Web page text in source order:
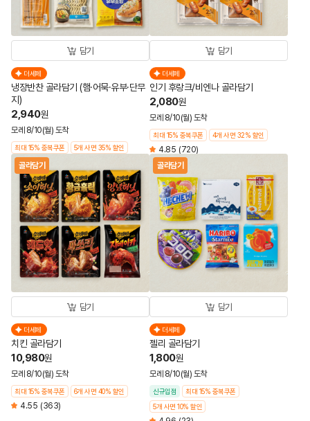
담기
더세페
냉장반찬 골라담기 (햄·어묵·유부·단무
지)
2,940원
모레 8/10(월) 도착
최대 15% 중복쿠폰 5개 사면 35% 할인
담기
더세페
인기 후랑크/비엔나 골라담기
2,080원
모레 8/10(월) 도착
최대 15% 중복쿠폰 4개 사면 32% 할인
4.85 (720)
골라담기
담기
더세페
치킨 골라담기
10,980원
모레 8/10(월) 도착
최대 15% 중복쿠폰 6개 사면 40% 할인
4.55 (363)
골라담기
담기
더세페
젤리 골라담기
1,800원
모레 8/10(월) 도착
신규입점
최대 15% 중복쿠폰
5개 사면 10% 할인